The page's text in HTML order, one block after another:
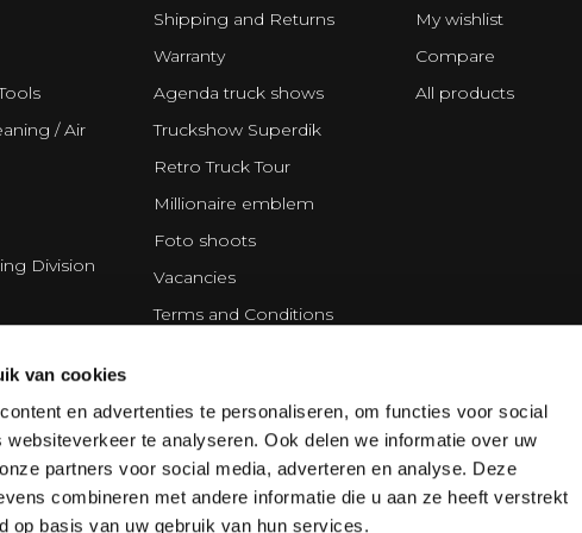
van cookies
en advertenties te personaliseren, om functies voor social
websiteverkeer te analyseren. Ook delen we informatie over uw
partners voor social media, adverteren en analyse. Deze
combineren met andere informatie die u aan ze heeft verstrekt
op basis van uw gebruik van hun services.
/ Air
Division
Shipping and Returns
Warranty
Agenda truck shows
Truckshow Superdik
Retro Truck Tour
Millionaire emblem
Foto shoots
Vacancies
Terms and Conditions
Cookie policy
Partners
My wishlist
Compare
All products